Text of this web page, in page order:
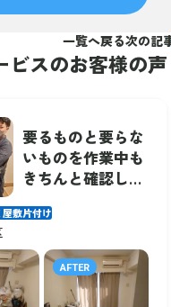
一覧へ戻る次の記
ビスのお客様の声
要るものと要らな
いものを作業中も
きちんと確認しな
てくれて、安心し
きました。
屋敷片付け
AFTER